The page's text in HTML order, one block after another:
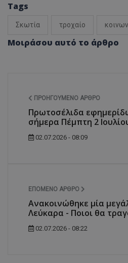
Tags
Σκωτία τροχαίο
Μοιράσου αυτό το άρθρο
ΠΡΟΗΓΟΎΜΕΝΟ ΆΡΘΡΟ
Πρωτοσέλιδα
σήμερα Πέμπτη 2
02.07.2026 - 08:09
ΕΠΌΜΕΝΟ ΆΡΘΡΟ
Ανακοινώθηκε μία
Λεύκαρα - Ποιοι θα
02.07.2026 - 08:22